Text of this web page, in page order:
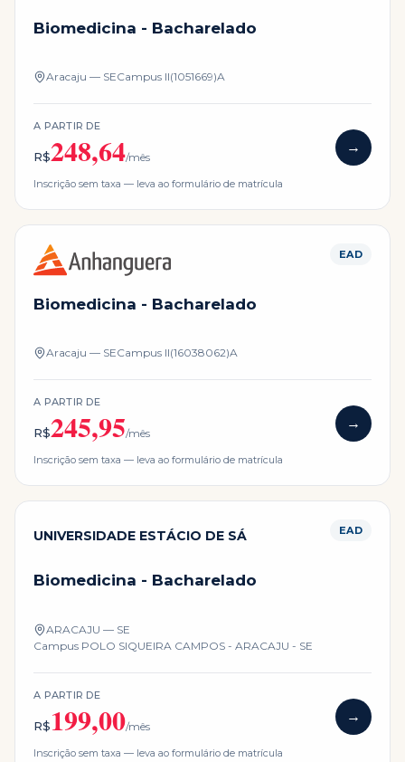
Biomedicina - Bacharelado
Aracaju — SECampus II(1051669)A
A PARTIR DE
R$248,64/mês
→
Inscrição sem taxa — leva ao formulário de matrícula
EAD
Biomedicina - Bacharelado
Aracaju — SECampus II(16038062)A
A PARTIR DE
R$245,95/mês
→
Inscrição sem taxa — leva ao formulário de matrícula
UNIVERSIDADE ESTÁCIO DE SÁ EAD
Biomedicina - Bacharelado
ARACAJU — SE
Campus POLO SIQUEIRA CAMPOS - ARACAJU - SE
A PARTIR DE
R$199,00/mês
→
Inscrição sem taxa — leva ao formulário de matrícula